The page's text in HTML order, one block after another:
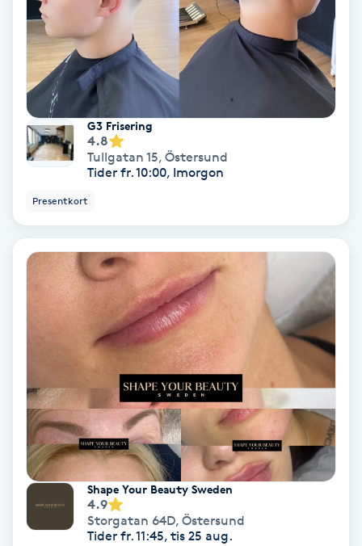
Läpptatuering
Makeup
Manikyr & Pedikyr
Massage
Medial vägledning
Medicinsk massage
Medium
Megavolymfransar
Melasma
Mesoterapi
G3 Frisering
4.8
Tullgatan 15, Östersund
Tider fr. 10:00, Imorgon
Presentkort
Shape Your Beauty Sweden
4.9
Storgatan 64D, Östersund
Tider fr. 11:45, tis 25 aug.